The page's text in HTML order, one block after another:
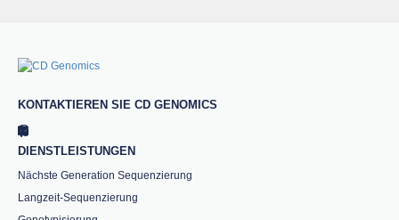
KONTAKTIEREN SIE CD GENOMICS
DIENSTLEISTUNGEN
Nächste Generation Sequenzierung
Langzeit-Sequenzierung